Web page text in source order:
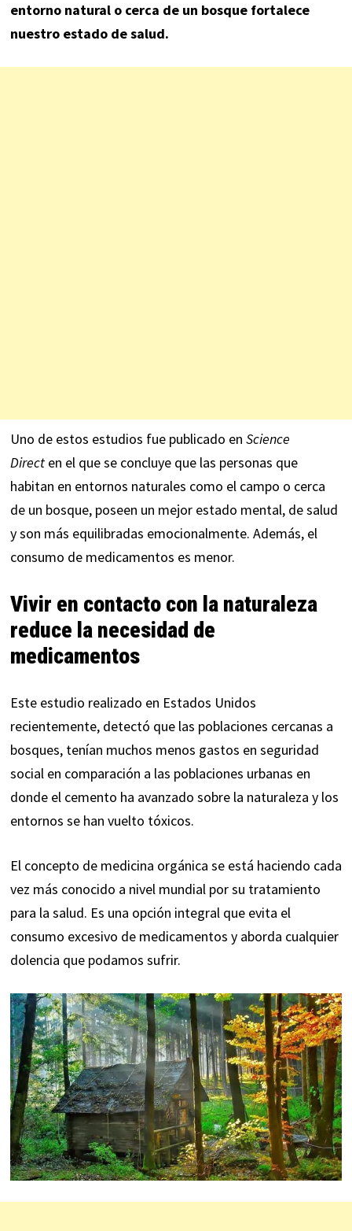
entorno natural o cerca de un bosque fortalece
nuestro estado de salud.
Uno de estos estudios fue publicado en Science
Directen el que se concluye que las personas que
habitan en entornos naturales como el campo o cerca
de un bosque, poseen un mejor estado mental, de salud
y son más equilibradas emocionalmente. Además, el
consumo de medicamentos es menor.
Vivir en contacto con la naturaleza
reduce la necesidad de
medicamentos
Este estudio realizado en Estados Unidos
recientemente, detectó que las poblaciones cercanas a
bosques, tenían muchos menos gastos en seguridad
social en comparación a las poblaciones urbanas en
donde el cemento ha avanzado sobre la naturaleza y los
entornos se han vuelto tóxicos.
El concepto de medicina orgánica se está haciendo cada
vez más conocido a nivel mundial por su tratamiento
para la salud. Es una opción integral que evita el
consumo excesivo de medicamentos y aborda cualquier
dolencia que podamos sufrir.